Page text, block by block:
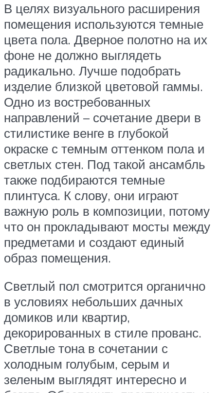
В целях визуального расширения
помещения используются темные
цвета пола. Дверное полотно на их
фоне не должно выглядеть
радикально. Лучше подобрать
изделие близкой цветовой гаммы.
Одно из востребованных
направлений – сочетание двери в
стилистике венге в глубокой
окраске с темным оттенком пола и
светлых стен. Под такой ансамбль
также подбираются темные
плинтуса. К слову, они играют
важную роль в композиции, потому
что он прокладывают мосты между
предметами и создают единый
образ помещения.
Светлый пол смотрится органично
в условиях небольших дачных
домиков или квартир,
декорированных в стиле прованс.
Светлые тона в сочетании с
холодным голубым, серым и
зеленым выглядят интересно и